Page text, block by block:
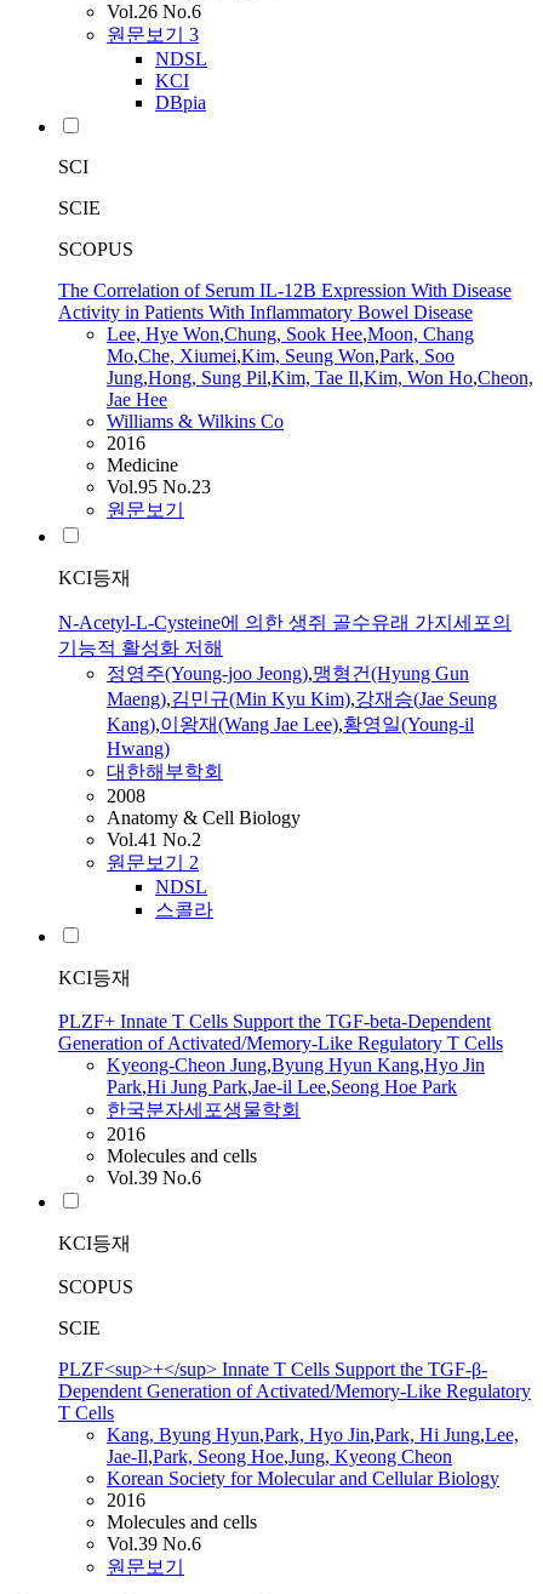
Vol.26 No.6
원문보기 3
NDSL
KCI
DBpia
SCI
SCIE
SCOPUS
The Correlation of Serum IL-12B Expression With Disease
Activity in Patients With Inflammatory Bowel Disease
Lee, Hye Won,Chung, Sook Hee,Moon, Chang
Mo,Che, Xiumei,Kim, Seung Won,Park, Soo
Jung,Hong, Sung Pil,Kim, Tae Il,Kim, Won Ho,Cheon,
Jae Hee
Williams & Wilkins Co
2016
Medicine
Vol.95 No.23
원문보기
KCI등재
N-Acetyl-L-Cysteine에 의한 생쥐 골수유래 가지세포의
기능적 활성화 저해
정영주(Young-joo Jeong),맹형건(Hyung Gun
Maeng),김민규(Min Kyu Kim),강재승(Jae Seung
Kang),이왕재(Wang Jae Lee),황영일(Young-il
Hwang)
대한해부학회
2008
Anatomy & Cell Biology
Vol.41 No.2
원문보기 2
NDSL
스콜라
KCI등재
PLZF+ Innate T Cells Support the TGF-beta-Dependent
Generation of Activated/Memory-Like Regulatory T Cells
Kyeong-Cheon Jung,Byung Hyun Kang,Hyo Jin
Park,Hi Jung Park,Jae-il Lee,Seong Hoe Park
한국분자세포생물학회
2016
Molecules and cells
Vol.39 No.6
KCI등재
SCOPUS
SCIE
PLZF<sup>+</sup> Innate T Cells Support the TGF-β-
Dependent Generation of Activated/Memory-Like Regulatory
T Cells
Kang, Byung Hyun,Park, Hyo Jin,Park, Hi Jung,Lee,
Jae-Il,Park, Seong Hoe,Jung, Kyeong Cheon
Korean Society for Molecular and Cellular Biology
2016
Molecules and cells
Vol.39 No.6
원문보기